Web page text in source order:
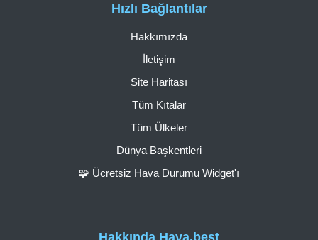
Hızlı Bağlantılar
Hakkımızda
İletişim
Site Haritası
Tüm Kıtalar
Tüm Ülkeler
Dünya Başkentleri
🧩 Ücretsiz Hava Durumu Widget'ı